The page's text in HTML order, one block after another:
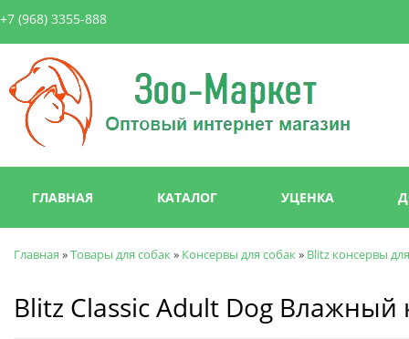
+7 (968) 3355-888
Зоо-
Маркет
Главное меню
ГЛАВНАЯ КАТАЛОГ УЦЕНКА
Главная »Товары для собак» Консервы для собак» Blitz консервы
Blitz Classic Adult Dog Влажный